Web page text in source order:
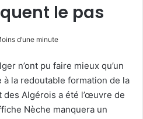
le pas
d’une minute
n’ont pu faire mieux qu’un
à la redoutable formation de la
des Algérois a été l’œuvre de
Nèche manquera un